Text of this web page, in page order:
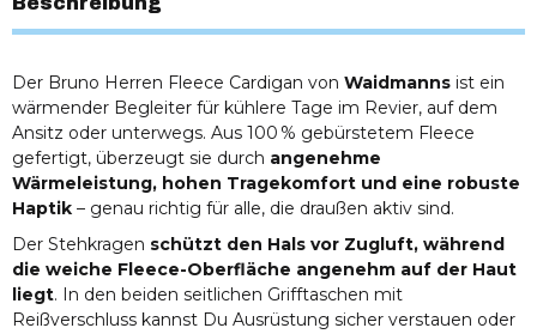
Der Bruno Herren Fleece Cardigan von Waidmanns ist ein
wärmender Begleiter für kühlere Tage im Revier, auf dem
Ansitz oder unterwegs. Aus 100 % gebürstetem Fleece
gefertigt, überzeugt sie durch angenehme
Wärmeleistung, hohen Tragekomfort und eine robuste
Haptik – genau richtig für alle, die draußen aktiv sind.
Der Stehkragen schützt den Hals vor Zugluft, während
die weiche Fleece-Oberfläche angenehm auf der Haut
liegt. In den beiden seitlichen Grifftaschen mit
Reißverschluss kannst Du Ausrüstung sicher verstauen oder